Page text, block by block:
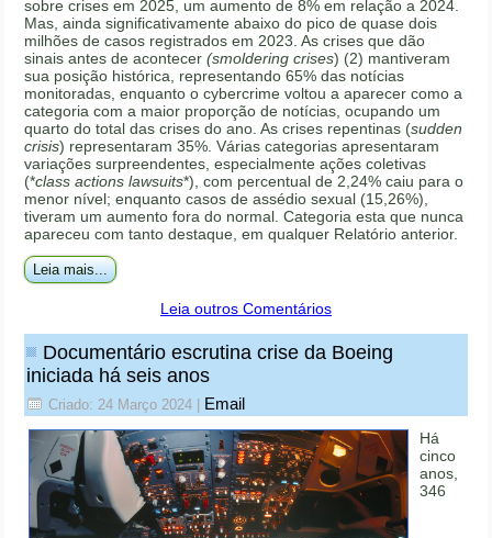
sobre crises em 2025, um aumento de 8% em relação a 2024.
Mas, ainda significativamente abaixo do pico de quase dois
milhões de casos registrados em 2023. As crises que dão
sinais antes de acontecer(smoldering crises) (2) mantiveram
sua posição histórica, representando 65% das notícias
monitoradas, enquanto o cybercrime voltou a aparecer como a
categoria com a maior proporção de notícias, ocupando um
quarto do total das crises do ano. As crises repentinas (sudden
crisis) representaram 35%. Várias categorias apresentaram
variações surpreendentes, especialmente ações coletivas
(*class actions lawsuits*), com percentual de 2,24% caiu para o
menor nível; enquanto casos de assédio sexual (15,26%),
tiveram um aumento fora do normal. Categoria esta que nunca
apareceu com tanto destaque, em qualquer Relatório anterior.
Leia mais...
Leia outros Comentários
Documentário escrutina crise da Boeing
iniciada há seis anos
Criado: 24 Março 2024 Email
Há
cinco
anos,
346